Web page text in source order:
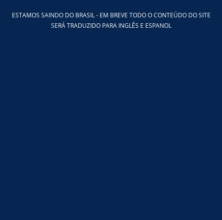
paraESTAMOS SAINDO DO BRASIL - EM BREVE TODO O CONTEÚDO DO SITE
SERÁ TRADUZIDO PARA INGLÊS E ESPANOL